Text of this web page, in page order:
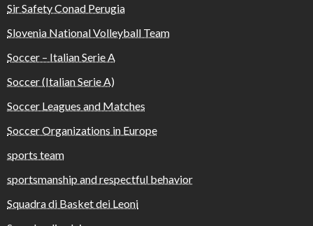
Sir Safety Conad Perugia
Slovenia National Volleyball Team
Soccer – Italian Serie A
Soccer (Italian Serie A)
Soccer Leagues and Matches
Soccer Organizations in Europe
sports team
sportsmanship and respectful behavior
Squadra di Basket dei Leoni